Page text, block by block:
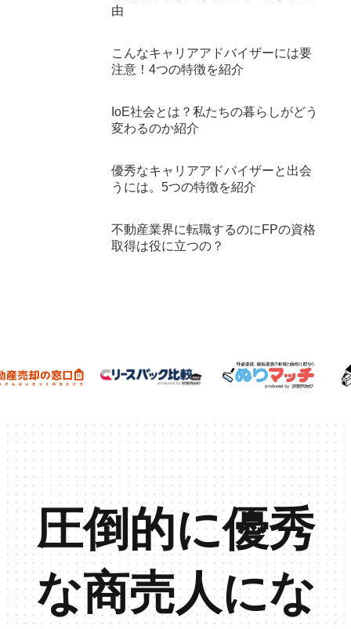
由
こんなキャリアアドバイザーには要
注意！4つの特徴を紹介
IoE社会とは？私たちの暮らしがどう
変わるのか紹介
優秀なキャリアアドバイザーと出会
うには。5つの特徴を紹介
不動産業界に転職するのにFPの資格
取得は役に立つの？
圧倒的に優秀
な商売人にな